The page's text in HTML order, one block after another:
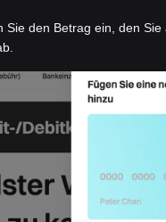
den Betrag ein, den